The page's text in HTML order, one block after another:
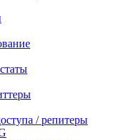
/ репитеры